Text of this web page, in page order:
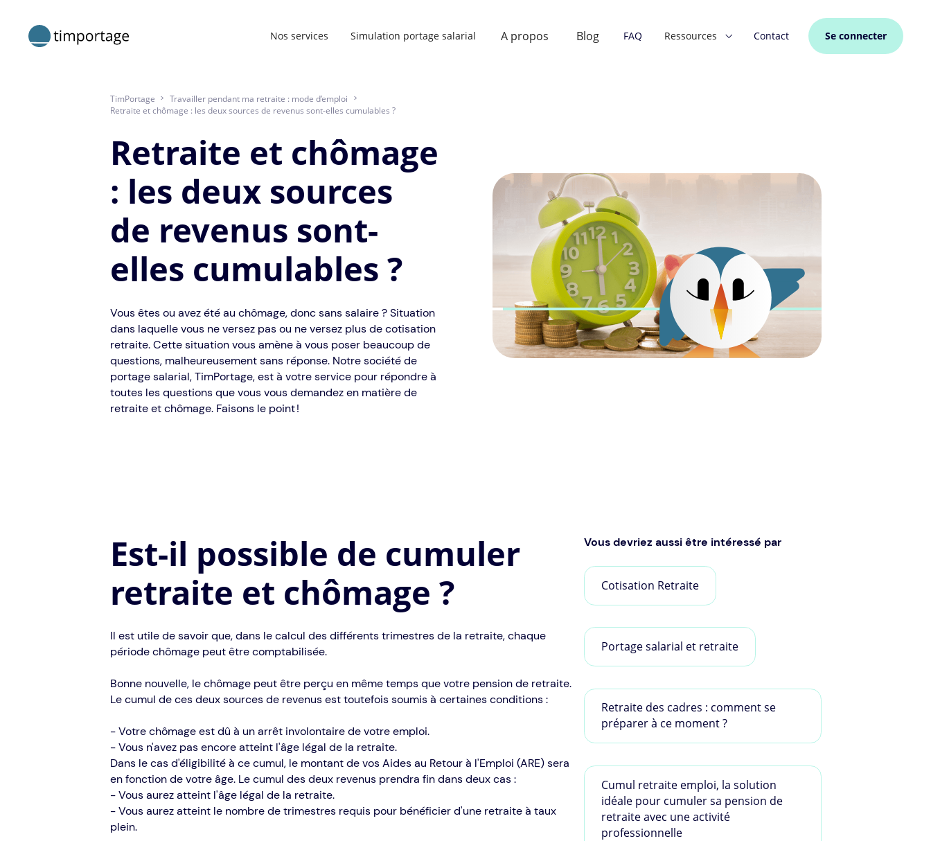
Nos services Simulation portage salarial A propos Blog FAQ Ressources Contact Se connecter
TimPortage > Travailler pendant ma retraite : mode d’emploi
>
Retraite et chômage : les deux sources de revenus sont-elles cumulables ?
Retraite et chômage
: les deux sources
de revenus sont-
elles cumulables ?
Vous êtes ou avez été au chômage, donc sans salaire ? Situation
dans laquelle vous ne versez pas ou ne versez plus de cotisation
retraite. Cette situation vous amène à vous poser beaucoup de
questions, malheureusement sans réponse. Notre société de
portage salarial, TimPortage, est à votre service pour répondre à
toutes les questions que vous vous demandez en matière de
retraite et chômage. Faisons le point !
Est-il possible de cumuler
retraite et chômage ?
Il est utile de savoir que, dans le calcul des différents trimestres de la retraite, chaque
période chômage peut être comptabilisée.
Bonne nouvelle, le chômage peut être perçu en même temps que votre pension de retraite.
Le cumul de ces deux sources de revenus est toutefois soumis à certaines conditions :
- Votre chômage est dû à un arrêt involontaire de votre emploi.
- Vous n'avez pas encore atteint l'âge légal de la retraite.
Dans le cas d'éligibilité à ce cumul, le montant de vos Aides au Retour à l'Emploi (ARE) sera
en fonction de votre âge. Le cumul des deux revenus prendra fin dans deux cas :
- Vous aurez atteint l'âge légal de la retraite.
- Vous aurez atteint le nombre de trimestres requis pour bénéficier d'une retraite à taux
plein.
Vous devriez aussi être intéressé par
Cotisation Retraite
Portage salarial et retraite
Retraite des cadres : comment se
préparer à ce moment ?
Cumul retraite emploi, la solution
idéale pour cumuler sa pension de
retraite avec une activité
professionnelle